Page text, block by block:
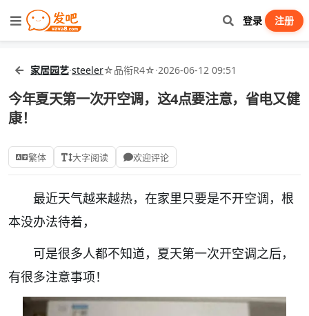
登录 注册
家居园艺·steeler☆品衔R4☆·2026-06-12 09:51
今年夏天第一次开空调，这4点要注意，省电又健
康！
繁体 大字阅读 欢迎评论
最近天气越来越热，在家里只要是不开空调，根
本没办法待着，
可是很多人都不知道，夏天第一次开空调之后，
有很多注意事项！